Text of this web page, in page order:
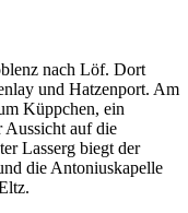
nach Löf. Dort
und Hatzenport. Am
Küppchen, ein
Aussicht auf die
Lasserg biegt der
die Antoniuskapelle